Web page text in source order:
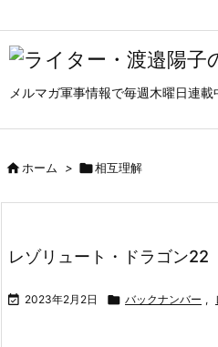
メルマガ軍事情報で毎週木曜日連載
ホーム > 相互理解
レゾリュート・ドラゴン22
 2023年2月2日  バックナンバー ,